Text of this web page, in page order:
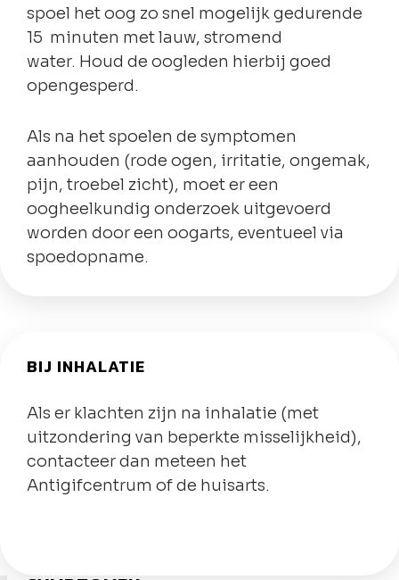
spoel het oog zo snel mogelijk gedurende
15 minuten met lauw, stromend
water. Houd de oogleden hierbij goed
opengesperd.
Als na het spoelen de symptomen
aanhouden (rode ogen, irritatie, ongemak,
pijn, troebel zicht), moet er een
oogheelkundig onderzoek uitgevoerd
worden door een oogarts, eventueel via
spoedopname.
BIJ INHALATIE
Als er klachten zijn na inhalatie (met
uitzondering van beperkte misselijkheid),
contacteer dan meteen het
Antigifcentrum of de huisarts.